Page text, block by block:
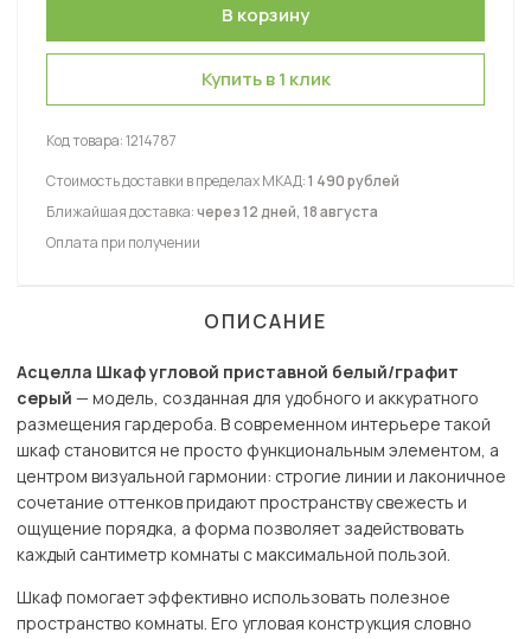
Купить в 1 клик
Код товара:1214787
Стоимость доставки в пределах МКАД:1 490 рублей
Ближайшая доставка:через 12 дней, 18 августа
Оплата при получении
ОПИСАНИЕ
Асцелла Шкаф угловой приставной белый/графит
серый — модель, созданная для удобного и аккуратного
размещения гардероба. В современном интерьере такой
шкаф становится не просто функциональным элементом, а
центром визуальной гармонии: строгие линии и лаконичное
сочетание оттенков придают пространству свежесть и
ощущение порядка, а форма позволяет задействовать
каждый сантиметр комнаты с максимальной пользой.
Шкаф помогает эффективно использовать полезное
пространство комнаты. Его угловая конструкция словно